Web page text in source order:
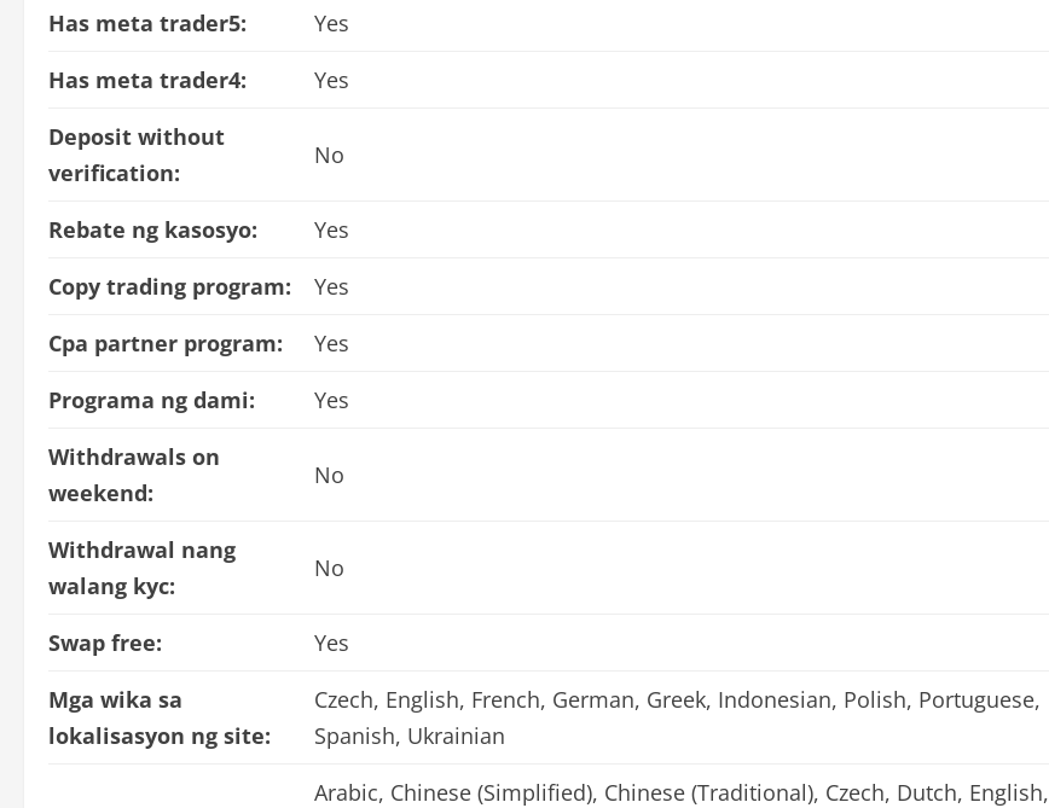
Has meta trader5:
Yes
Has meta trader4:
Yes
Deposit without
verification:
No
Rebate ng kasosyo:
Yes
Copy trading program:
Yes
Cpa partner program:
Yes
Programa ng dami:
Yes
Withdrawals on
weekend:
No
Withdrawal nang
walang kyc:
No
Swap free:
Yes
Mga wika sa
lokalisasyon ng site:
Czech, English, French, German, Greek, Indonesian, Polish, Portuguese,
Spanish, Ukrainian
Arabic, Chinese (Simplified), Chinese (Traditional), Czech, Dutch, English,